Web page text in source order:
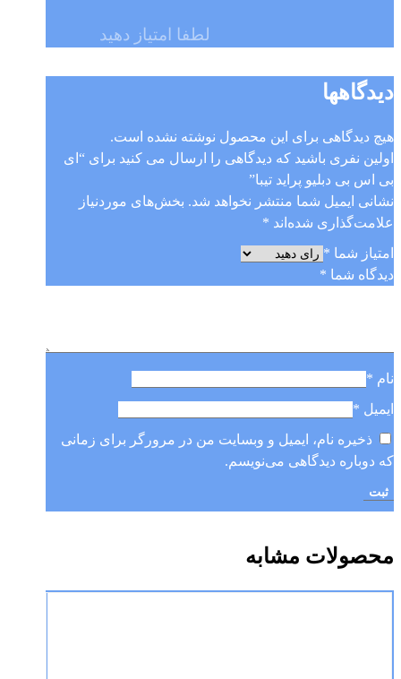
لطفا امتیاز دهید
دیدگاهها
هیچ دیدگاهی برای این محصول نوشته نشده است.
اولین نفری باشید که دیدگاهی را ارسال می کنید برای “ای
بی اس بی دبلیو پراید تیبا”
نشانی ایمیل شما منتشر نخواهد شد. بخش‌های موردنیاز
علامت‌گذاری شده‌اند *
امتیاز شما *
دیدگاه شما *
نام *
ایمیل *
ذخیره نام، ایمیل و وبسایت من در مرورگر برای زمانی
که دوباره دیدگاهی می‌نویسم.
محصولات مشابه